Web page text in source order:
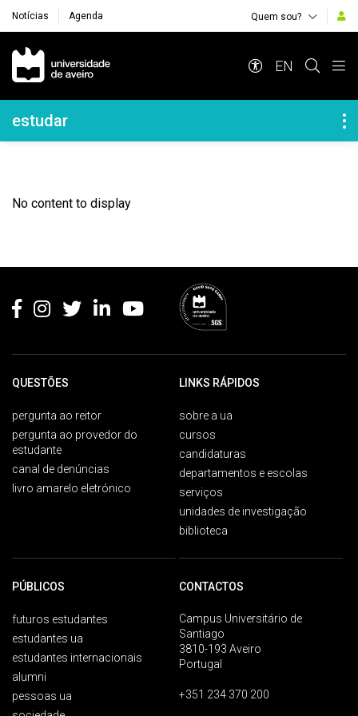
Notícias Agenda Quem sou?
Navegação Principal
EN
Navegação Lateral
estudar
No content to display
QUESTÕES
pergunta ao reitor
pergunta ao provedor do
estudante
canal de denúncias
livro amarelo eletrónico
LINKS RÁPIDOS
sobre a ua
cursos
candidaturas
departamentos e escolas
serviços
unidades de investigação
biblioteca
PÚBLICOS
futuros estudantes
estudantes ua
estudantes internacionais
alumni
pessoas ua
CONTACTOS
Campus Universitário de
Santiago
3810-193 Aveiro
Portugal
+351 234 370 200